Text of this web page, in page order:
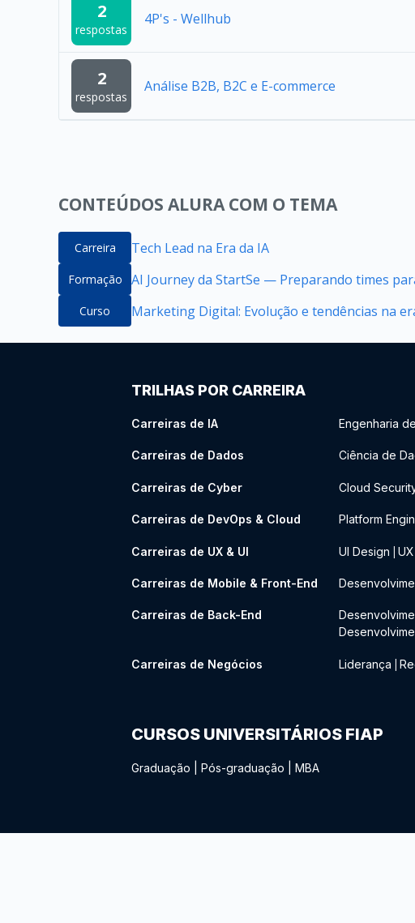
2
respostas
4P's - Wellhub
2
respostas
Análise B2B, B2C e E-commerce
CONTEÚDOS ALURA COM O TEMA
Carreira Tech Lead na Era da IA
Formação AI Journey da StartSe — Preparando times
Curso Marketing Digital: Evolução e tendências na
TRILHAS POR CARREIRA
Carreiras de IA Engenharia
Carreiras de Dados Ciência de
Carreiras de Cyber Cloud
Carreiras de DevOps & Cloud Platform
Carreiras de UX & UI UI Design
Carreiras de Mobile & Front-End
Carreiras de Back-End
Carreiras de Negócios Liderança
CURSOS UNIVERSITÁRIOS FIAP
Graduação Pós-graduação MBA